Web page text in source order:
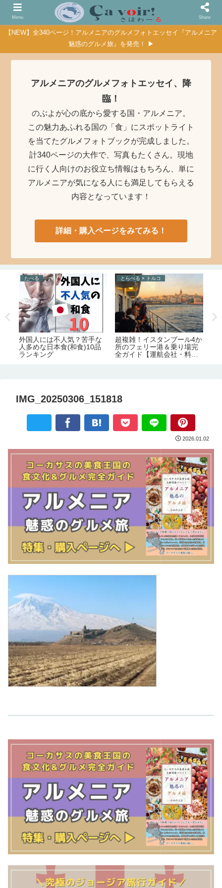
【NEW】全340ページ！アルメニアのグルメフォトエッセイ『アルメニア
魅惑のグルメ旅』を発売！ ▶
アルメニアのグルメフォトエッセイ、降
臨！
のぶよが心の底から愛する国・アルメニア。
この魅力あふれる国の「食」にスポットライト
を当てたグルメフォトブックが完成しました。
計340ページの大作で、写真もたくさん。現地
に行く人向けのお役立ち情報はもちろん、単に
アルメニアが気になる人にも満足してもらえる
内容となっています！
詳細・購入ページをみてみる！
たべる
外国人には不人気？苦手な
人多めな日本食(和食)10品
ランキング
とらべる × トルコ
超複雑！イスタンブール4か
所のフェリー港＆乗り場完
全ガイド【運航会社・料
IMG_20250306_151818
2026.01.02
Menu Share